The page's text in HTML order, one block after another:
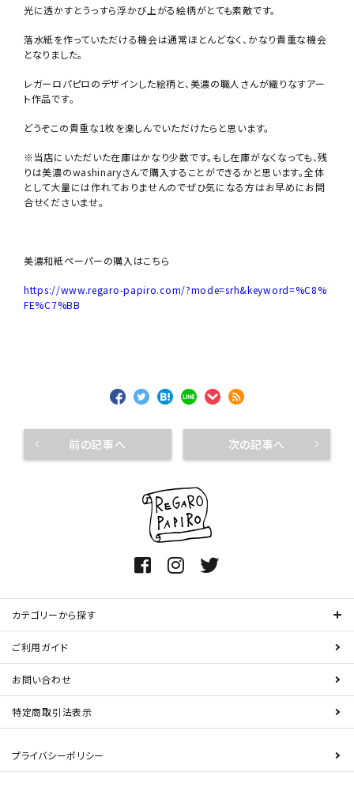
光に透かすとうっすら浮かび上がる絵柄がとても素敵です。
落水紙を作っていただける機会は通常ほとんどなく、かなり貴重な機会
となりました。
レガーロパピロのデザインした絵柄と、美濃の職人さんが織りなすアー
ト作品です。
どうぞこの貴重な1枚を楽しんでいただけたらと思います。
※当店にいただいた在庫はかなり少数です。もし在庫がなくなっても、残
りは美濃のwashinaryさんで購入することができるかと思います。全体
として大量には作れておりませんのでぜひ気になる方はお早めにお問
合せくださいませ。
美濃和紙ペーパーの購入はこちら
https://www.regaro-papiro.com/?mode=srh&keyword=%C8%
FE%C7%BB
前の記事へ 次の記事へ
カテゴリーから探す
ご利用ガイド
お問い合わせ
特定商取引法表示
プライバシーポリシー